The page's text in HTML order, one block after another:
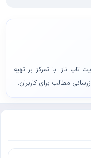
تاپ ناز؛ با تمرکز بر تهیه
مطالب برای کاربران.